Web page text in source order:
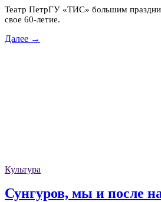
Театр ПетрГУ «ТИС» большим
свое 60-летие.
Далее →
Культура
Сунгуров, мы и после